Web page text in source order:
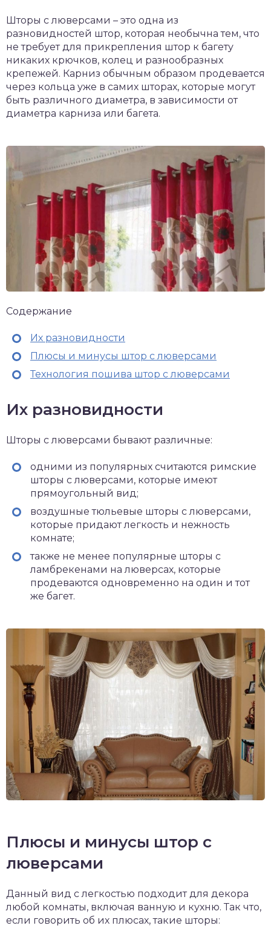
Шторы с люверсами – это одна из
разновидностей штор, которая необычна тем, что
не требует для прикрепления штор к багету
никаких крючков, колец и разнообразных
крепежей. Карниз обычным образом продевается
через кольца уже в самих шторах, которые могут
быть различного диаметра, в зависимости от
диаметра карниза или багета.
Содержание
Их разновидности
Плюсы и минусы штор с люверсами
Технология пошива штор с люверсами
Их разновидности
Шторы с люверсами бывают различные:
одними из популярных считаются римские
шторы с люверсами, которые имеют
прямоугольный вид;
воздушные тюльевые шторы с люверсами,
которые придают легкость и нежность
комнате;
также не менее популярные шторы с
ламбрекенами на люверсах, которые
продеваются одновременно на один и тот
же багет.
Плюсы и минусы штор с
люверсами
Данный вид с легкостью подходит для декора
любой комнаты, включая ванную и кухню. Так что,
если говорить об их плюсах, такие шторы: